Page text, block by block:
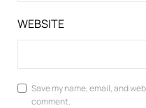
WEBSITE
Save my name, email, and
comment.